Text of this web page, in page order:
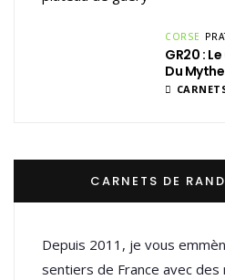
CORSE
GR20 :
Du
CARNETS DE
Depuis 2011, je vous
sentiers de France avec